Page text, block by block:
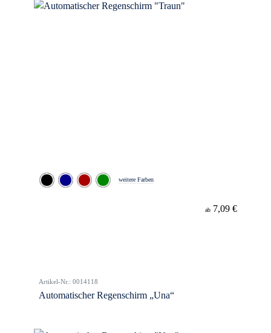
weitere Farben
ab 7,09 €
Artikel-Nr.: 0014118
Automatischer Regenschirm „Una“